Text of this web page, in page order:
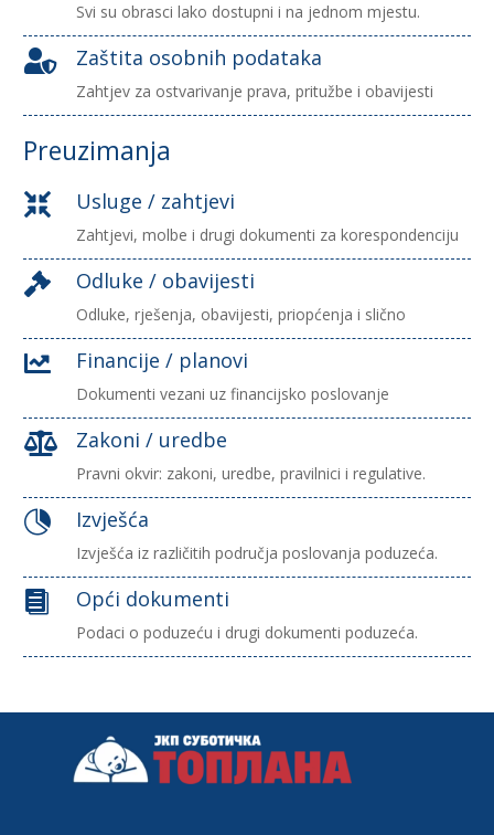
Svi su obrasci lako dostupni i na jednom mjestu.
 Zaštita osobnih podataka
Zahtjev za ostvarivanje prava, pritužbe i obavijesti
Preuzimanja
 Usluge / zahtjevi
Zahtjevi, molbe i drugi dokumenti za korespondenciju
 Odluke / obavijesti
Odluke, rješenja, obavijesti, priopćenja i slično
 Financije / planovi
Dokumenti vezani uz financijsko poslovanje
 Zakoni / uredbe
Pravni okvir: zakoni, uredbe, pravilnici i regulative.
 Izvješća
Izvješća iz različitih područja poslovanja poduzeća.
 Opći dokumenti
Podaci o poduzeću i drugi dokumenti poduzeća.